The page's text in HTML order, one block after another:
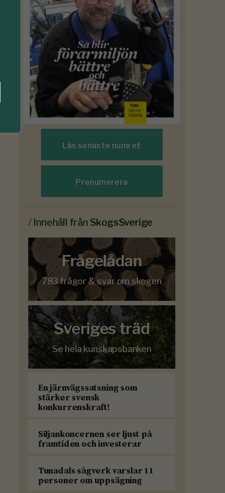
Läs senaste numret
Prenumerera
/ Innehåll från SkogsSverige
Frågelådan
783 frågor & svar om skogen
Sveriges träd
Se hela kunskapsbanken
En järnvägssatsning som
stärker svensk
konkurrenskraft!
Siljankoncernen ser ljust på
framtiden och investerar
Tunadals sågverk varslar 11
personer om uppsägning